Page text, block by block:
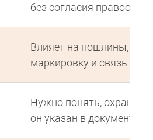
без согласия
Влияет на пошлины,
маркировку и связь с
Нужно понять,
он указан в документах